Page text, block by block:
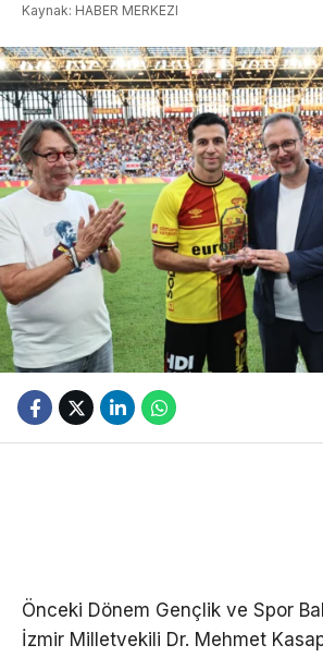
Kaynak: HABER MERKEZI
Önceki Dönem Gençlik ve Spor
İzmir Milletvekili Dr. Mehmet